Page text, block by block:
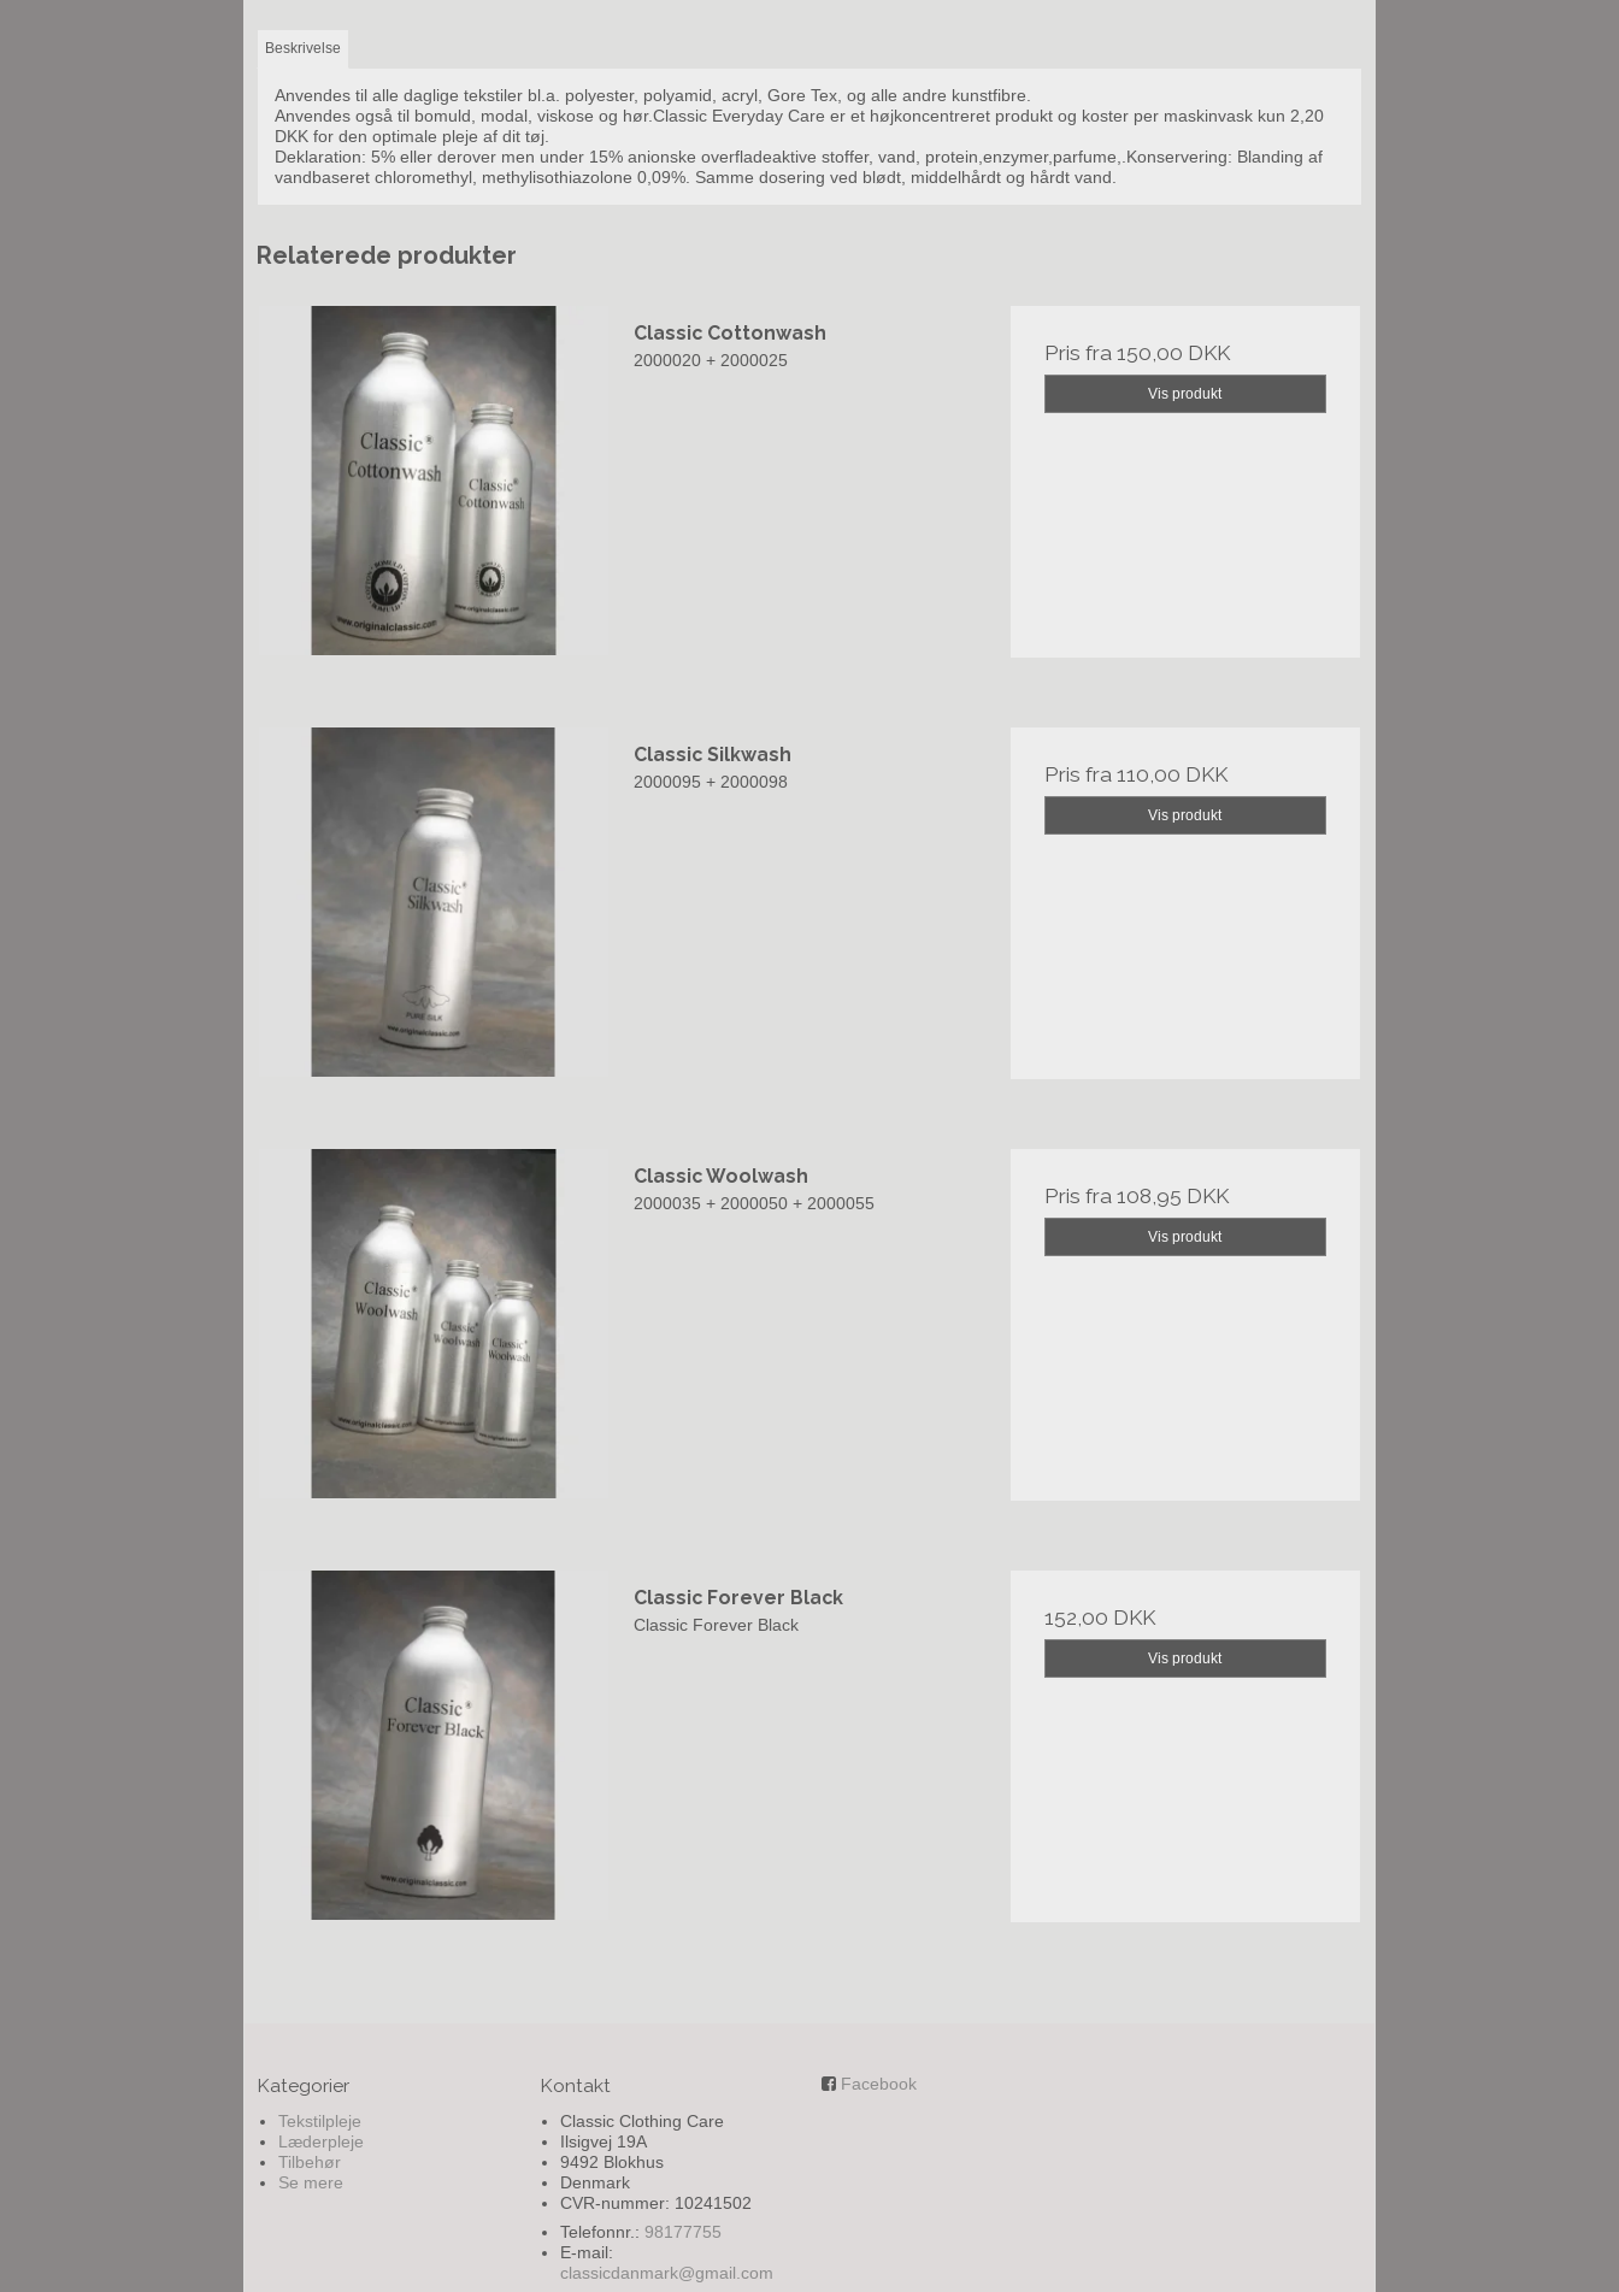
Beskrivelse
Anvendes til alle daglige tekstiler bl.a. polyester, polyamid, acryl, Gore Tex, og alle andre kunstfibre.
Anvendes også til bomuld, modal, viskose og hør.Classic Everyday Care er et højkoncentreret produkt og koster per maskinvask kun 2,20
DKK for den optimale pleje af dit tøj.
Deklaration: 5% eller derover men under 15% anionske overfladeaktive stoffer, vand, protein,enzymer,parfume,.Konservering: Blanding af
vandbaseret chloromethyl, methylisothiazolone 0,09%. Samme dosering ved blødt, middelhårdt og hårdt vand.
Relaterede produkter
Classic Cottonwash
2000020 + 2000025 Pris fra 150,00 DKK
Vis produkt
Classic Silkwash
2000095 + 2000098 Pris fra 110,00 DKK
Vis produkt
Classic Woolwash
2000035 + 2000050 + 2000055 Pris fra 108,95 DKK
Vis produkt
Classic Forever Black
Classic Forever Black 152,00 DKK
Vis produkt
Kategorier
Tekstilpleje
Læderpleje
Tilbehør
Se mere
Kontakt
Classic Clothing Care
Ilsigvej 19A
9492 Blokhus
Denmark
CVR-nummer: 10241502
Telefonnr.: 98177755
E-mail:
classicdanmark@gmail.com
Facebook